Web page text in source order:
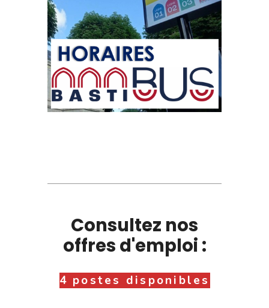
Consultez nos
offres d'emploi :
4 postes disponibles